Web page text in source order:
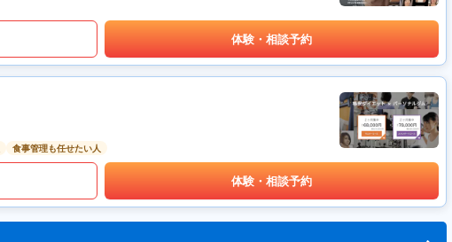
体験・相談予約
食事管理も任せたい人
体験・相談予約